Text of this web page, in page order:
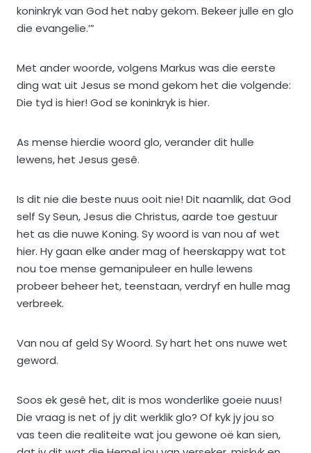
koninkryk van God het naby gekom. Bekeer julle en glo
die evangelie.’”
Met ander woorde, volgens Markus was die eerste
ding wat uit Jesus se mond gekom het die volgende:
Die tyd is hier! God se koninkryk is hier.
As mense hierdie woord glo, verander dit hulle
lewens, het Jesus gesê.
Is dit nie die beste nuus ooit nie! Dit naamlik, dat God
self Sy Seun, Jesus die Christus, aarde toe gestuur
het as die nuwe Koning. Sy woord is van nou af wet
hier. Hy gaan elke ander mag of heerskappy wat tot
nou toe mense gemanipuleer en hulle lewens
probeer beheer het, teenstaan, verdryf en hulle mag
verbreek.
Van nou af geld Sy Woord. Sy hart het ons nuwe wet
geword.
Soos ek gesê het, dit is mos wonderlike goeie nuus!
Die vraag is net of jy dit werklik glo? Of kyk jy jou so
vas teen die realiteite wat jou gewone oë kan sien,